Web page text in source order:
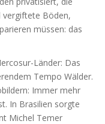
vergiftete Böden,
müssen: das
Länder: Das
Tempo Wälder.
Immer mehr
In Brasilien sorgte
Michel Temer